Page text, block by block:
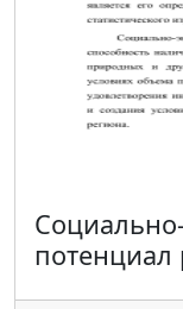
потенциал